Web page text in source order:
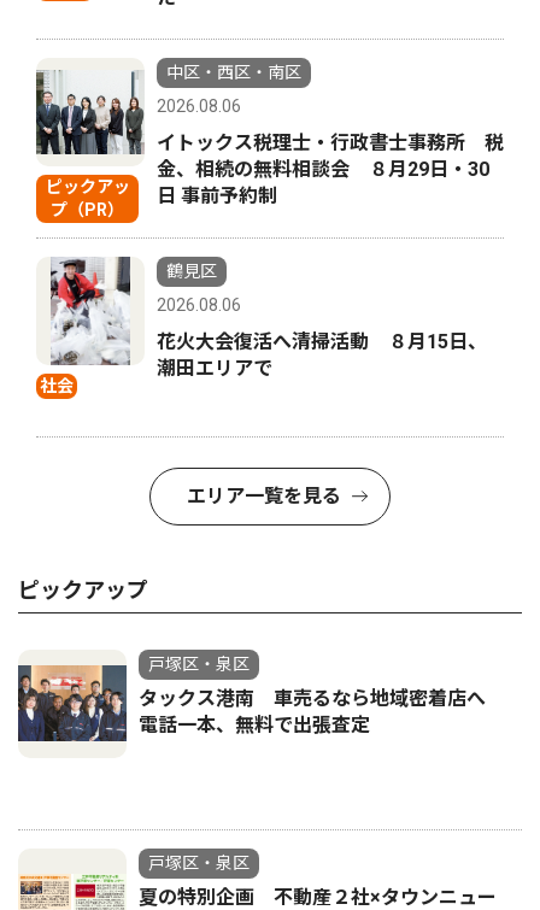
ピックアッ
プ（PR）
中区・西区・南区
2026.08.06
イトックス税理士・行政書士事務所 税
金、相続の無料相談会 ８月29日・30
日 事前予約制
社会
鶴見区
2026.08.06
花火大会復活へ清掃活動 ８月15日、
潮田エリアで
エリア一覧を見る
ピックアップ
戸塚区・泉区
タックス港南 車売るなら地域密着店へ
電話一本、無料で出張査定
戸塚区・泉区
夏の特別企画 不動産２社×タウンニュー